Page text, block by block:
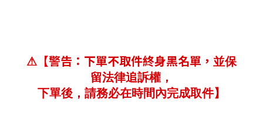
⚠ 【警告：下單不取件終身黑名單， 並保
留法律追訴權，
下單後，請務必在時間內完成取件】